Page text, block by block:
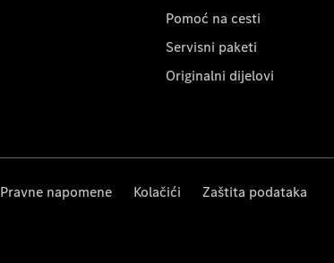
Pomoć na cesti
Servisni paketi
Originalni dijelovi
Pravne napomene Kolačići Zaštita podataka